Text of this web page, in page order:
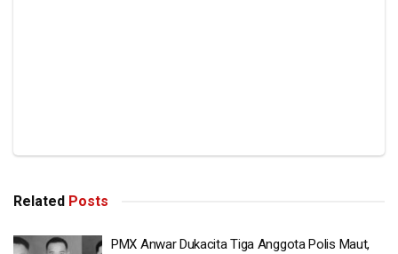
Related Posts
PMX Anwar Dukacita Tiga Anggota Polis Maut,